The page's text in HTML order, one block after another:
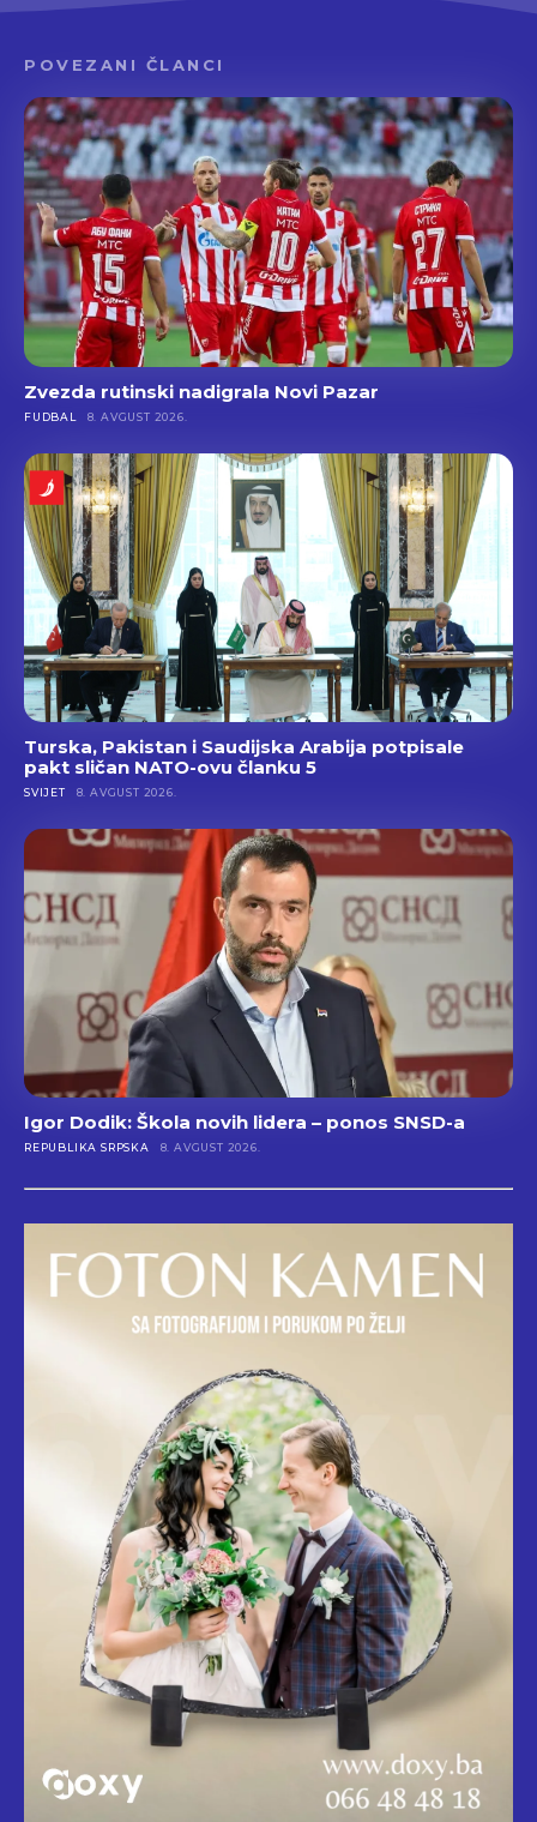
POVEZANI ČLANCI
Zvezda rutinski nadigrala Novi Pazar
FUDBAL 8. AVGUST 2026.
Turska, Pakistan i Saudijska Arabija potpisale
pakt sličan NATO-ovu članku 5
SVIJET 8. AVGUST 2026.
Igor Dodik: Škola novih lidera – ponos SNSD-a
REPUBLIKA SRPSKA 8. AVGUST 2026.